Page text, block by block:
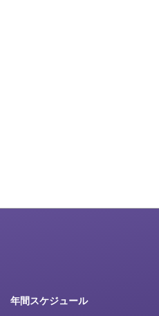
年間スケジュール